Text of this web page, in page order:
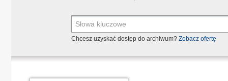
Chcesz uzyskać dostęp do archiwum? Zobacz ofertę